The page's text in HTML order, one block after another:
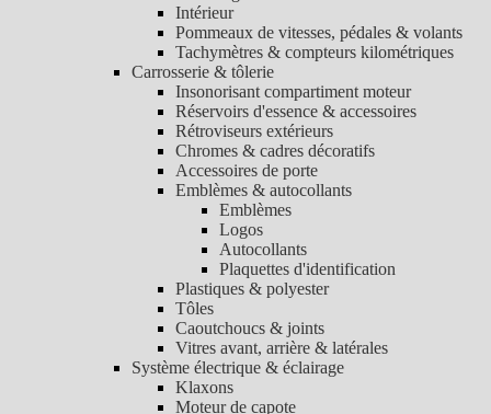
Intérieur
Pommeaux de vitesses, pédales & volants
Tachymètres & compteurs kilométriques
Carrosserie & tôlerie
Insonorisant compartiment moteur
Réservoirs d'essence & accessoires
Rétroviseurs extérieurs
Chromes & cadres décoratifs
Accessoires de porte
Emblèmes & autocollants
Emblèmes
Logos
Autocollants
Plaquettes d'identification
Plastiques & polyester
Tôles
Caoutchoucs & joints
Vitres avant, arrière & latérales
Système électrique & éclairage
Klaxons
Moteur de capote